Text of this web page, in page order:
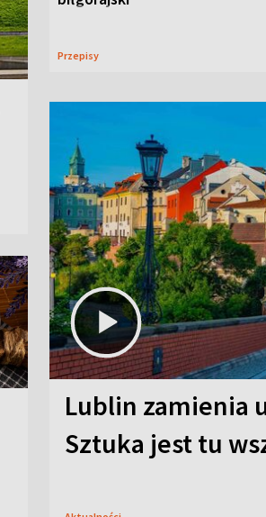
Przepisy
Lublin zamienia
Sztuka jest tu